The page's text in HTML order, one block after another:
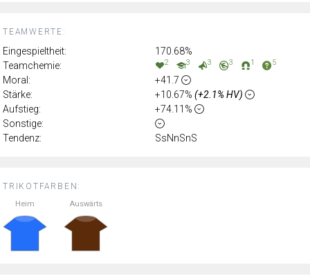
TRIKOTFARBEN:
Heim Auswärts
TEAMWERTE:
Eingespieltheit:
170.68%
Teamchemie:
2 3 3 3 1 5
Moral:
+41.7
Stärke:
+10.67% (+2.1% HV)
Aufstieg:
+74.11%
Sonstige:
Tendenz:
SsNnSnS